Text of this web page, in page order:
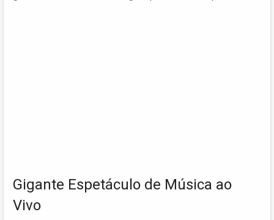
Gigante Espetáculo de Música ao
Vivo